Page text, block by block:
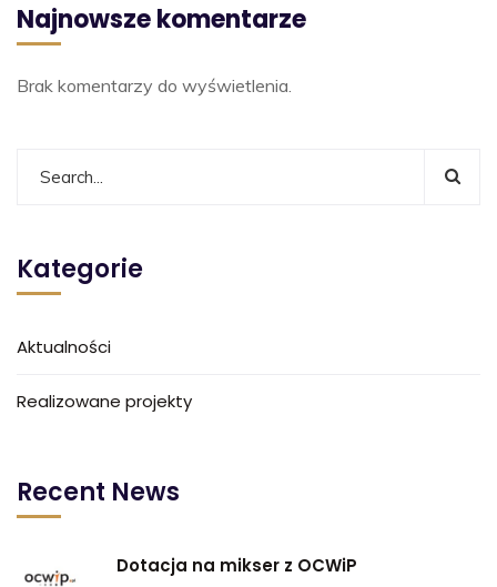
Najnowsze komentarze
Brak komentarzy do wyświetlenia.
Kategorie
Aktualności
Realizowane projekty
Recent News
Dotacja na mikser z OCWiP